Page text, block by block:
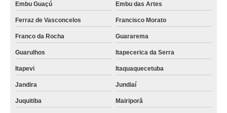
Embu Guaçú Embu das Artes
Ferraz de Vasconcelos Francisco Morato
Franco da Rocha Guararema
Guarulhos Itapecerica da Serra
Itapevi Itaquaquecetuba
Jandira Jundiaí
Juquitiba Mairiporã